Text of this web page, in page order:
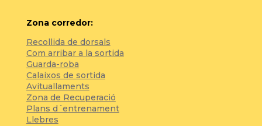
Zona corredor:
Recollida de dorsals
Com arribar a la sortida
Guarda-roba
Calaixos de sortida
Avituallaments
Zona de Recuperació
Plans d´entrenament
Llebres